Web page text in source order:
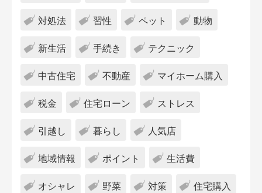
対処法 習性 ペット 動物
新生活 手続き テクニック
中古住宅 不動産 マイホーム購入
税金 住宅ローン ストレス
引越し 暮らし 人気店
地域情報 ポイント 生活費
オシャレ 野菜 対策 住宅購入